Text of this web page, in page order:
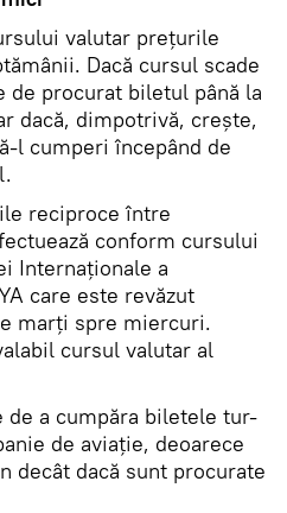
valutar prețurile
Dacă cursul scade
procurat biletul până la
dacă, dimpotrivă, crește,
l cumperi începând de
reciproce între
conform cursului
Internaționale a
care este revăzut
marți spre miercuri.
cursul valutar al
de a cumpăra biletele tur-
de aviație, deoarece
decât dacă sunt procurate